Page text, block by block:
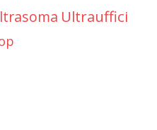
Ultrauffici